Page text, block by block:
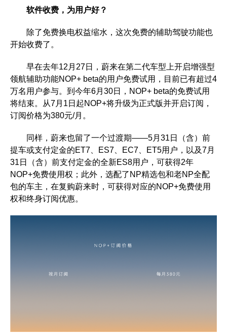
软件收费，为用户好？
除了免费换电权益缩水，这次免费的辅助驾驶功能也
开始收费了。
早在去年12月27日，蔚来在第二代车型上开启增强型
领航辅助功能NOP+ beta的用户免费试用，目前已有超过4
万名用户参与。到今年6月30日，NOP+ beta的免费试用
将结束。从7月1日起NOP+将升级为正式版并开启订阅，
订阅价格为380元/月。
同样，蔚来也留了一个过渡期——5月31日（含）前
提车或支付定金的ET7、ES7、EC7、ET5用户，以及7月
31日（含）前支付定金的全新ES8用户，可获得2年
NOP+免费使用权；此外，选配了NP精选包和老NP全配
包的车主，在复购蔚来时，可获得对应的NOP+免费使用
权和终身订阅优惠。